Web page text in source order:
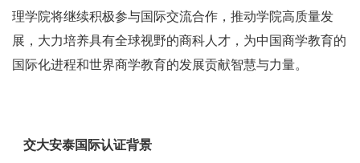
理学院将继续积极参与国际交流合作，推动学院高质量发
展，大力培养具有全球视野的商科人才，为中国商学教育的
国际化进程和世界商学教育的发展贡献智慧与力量。
交大安泰国际认证背景